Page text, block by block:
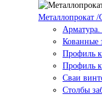
Металлопрокат
Арматура.
Кованные
Профиль
Профиль
Сваи
Столбы